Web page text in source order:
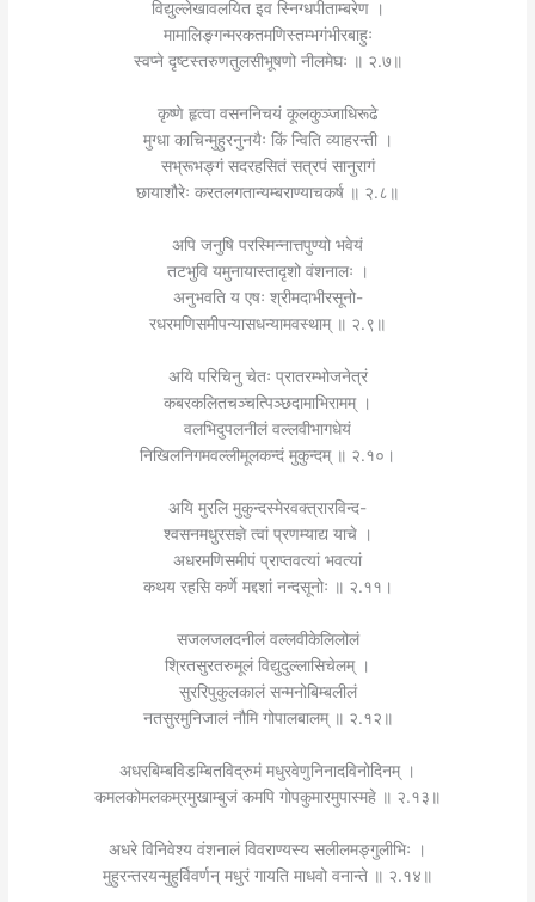
विद्युल्लेखावलयित इव स्निग्धपीताम्बरेण ।
मामालिङ्गन्मरकतमणिस्तम्भगंभीरबाहुः
स्वप्ने दृष्टस्तरुणतुलसीभूषणो नीलमेघः ॥ २.७॥
कृष्णे हृत्वा वसननिचयं कूलकुञ्जाधिरूढे
मुग्धा काचिन्मुहुरनुनयैः किं न्विति व्याहरन्ती ।
सभ्रूभङ्गं सदरहसितं सत्रपं सानुरागं
छायाशौरेः करतलगतान्यम्बराण्याचकर्ष ॥ २.८॥
अपि जनुषि परस्मिन्नात्तपुण्यो भवेयं
तटभुवि यमुनायास्तादृशो वंशनालः ।
अनुभवति य एषः श्रीमदाभीरसूनो-
रधरमणिसमीपन्यासधन्यामवस्थाम् ॥ २.९॥
अयि परिचिनु चेतः प्रातरम्भोजनेत्रं
कबरकलितचञ्चत्पिञ्छदामाभिरामम् ।
वलभिदुपलनीलं वल्लवीभागधेयं
निखिलनिगमवल्लीमूलकन्दं मुकुन्दम् ॥ २.१०।
अयि मुरलि मुकुन्दस्मेरवक्त्रारविन्द-
श्वसनमधुरसज्ञे त्वां प्रणम्याद्य याचे ।
अधरमणिसमीपं प्राप्तवत्यां भवत्यां
कथय रहसि कर्णे मद्दशां नन्दसूनोः ॥ २.११।
सजलजलदनीलं वल्लवीकेलिलोलं
श्रितसुरतरुमूलं विद्युदुल्लासिचेलम् ।
सुररिपुकुलकालं सन्मनोबिम्बलीलं
नतसुरमुनिजालं नौमि गोपालबालम् ॥ २.१२॥
अधरबिम्बविडम्बितविद्रुमं मधुरवेणुनिनादविनोदिनम् ।
कमलकोमलकम्रमुखाम्बुजं कमपि गोपकुमारमुपास्महे ॥ २.१३॥
अधरे विनिवेश्य वंशनालं विवराण्यस्य सलीलमङ्गुलीभिः ।
मुहुरन्तरयन्मुहुर्विवर्णन् मधुरं गायति माधवो वनान्ते ॥ २.१४॥